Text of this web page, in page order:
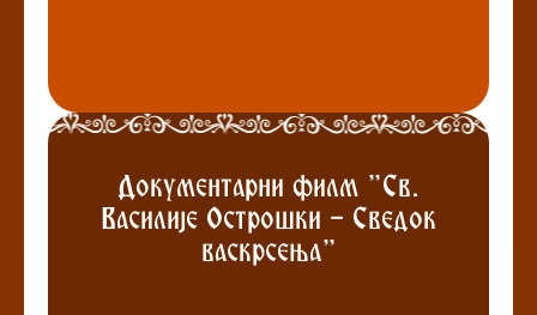
Документарни филм "Св.
Василије Острошки - Сведок
васкрсења"